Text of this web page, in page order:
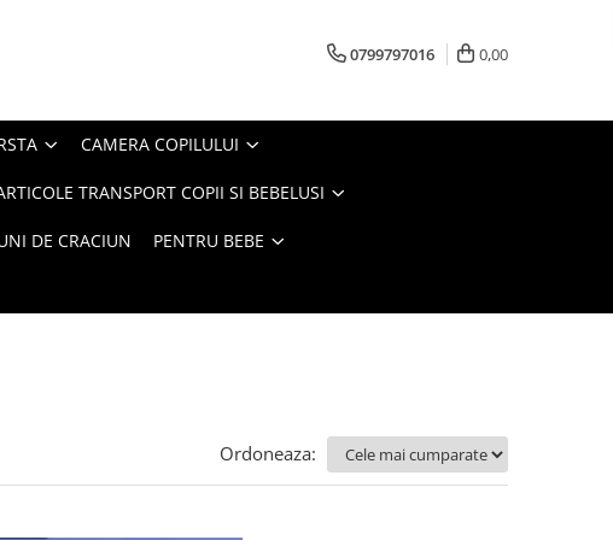
0799797016 0,00
CAMERA COPILULUI
TRANSPORT COPII SI BEBELUSI
DE CRACIUN PENTRU BEBE
Ordoneaza: